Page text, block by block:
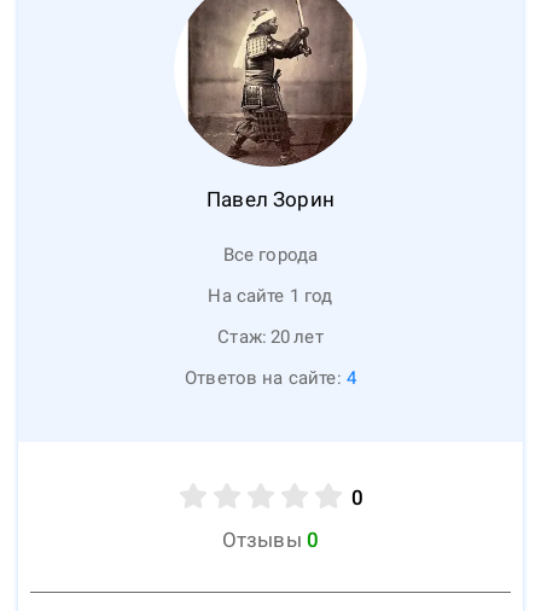
Павел Зорин
Все города
На сайте 1 год
Стаж: 20лет
Ответов на сайте: 4
0
Отзывы 0